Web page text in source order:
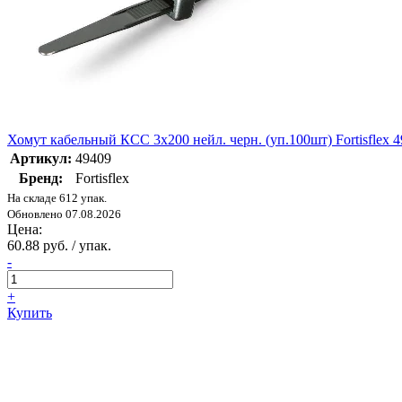
Хомут кабельный КСС 3х200 нейл. черн. (уп.100шт) Fortisflex
Артикул: 49409
Бренд:
Fortisflex
На складе 612 упак.
Обновлено 07.08.2026
Цена:
60.88 руб. / упак.
-
+
Купить